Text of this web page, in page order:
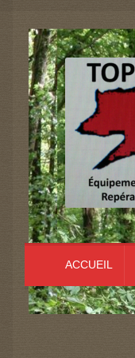
Aller
à
la
navigation
Aller
au
contenu
ACCUEIL